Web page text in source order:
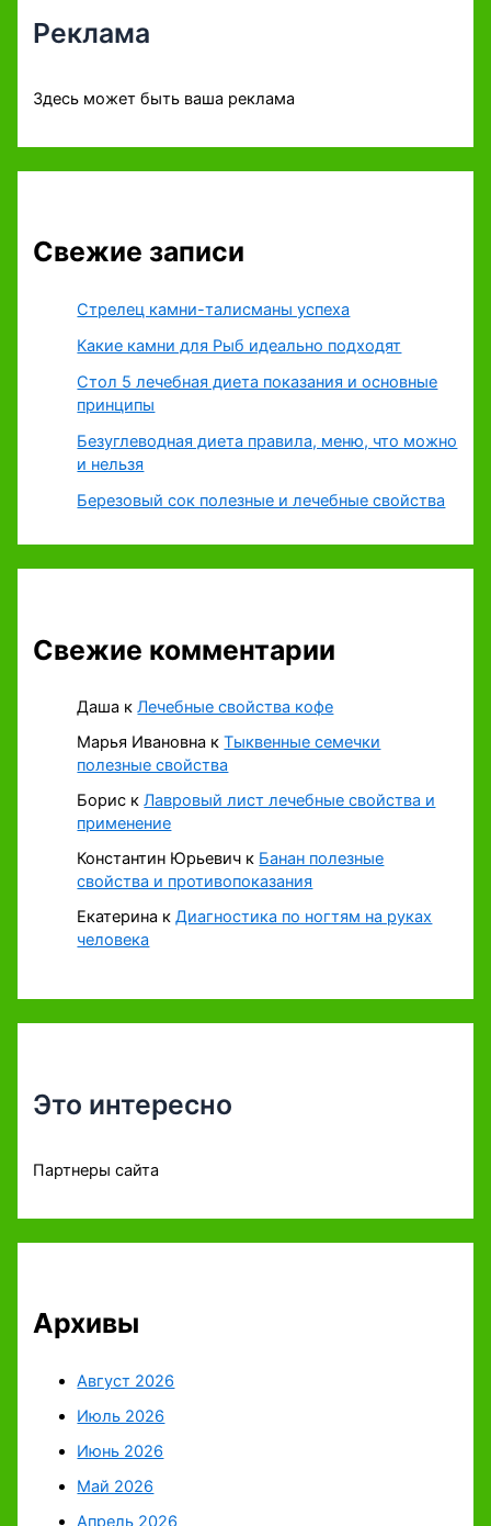
Реклама
Здесь может быть ваша реклама
Свежие записи
Стрелец камни-талисманы успеха
Какие камни для Рыб идеально подходят
Стол 5 лечебная диета показания и основные
принципы
Безуглеводная диета правила, меню, что можно
и нельзя
Березовый сок полезные и лечебные свойства
Свежие комментарии
Даша кЛечебные свойства кофе
Марья Ивановна кТыквенные семечки
полезные свойства
Борис кЛавровый лист лечебные свойства и
применение
Константин Юрьевич к Банан полезные
свойства и противопоказания
Екатерина кДиагностика по ногтям на руках
человека
Это интересно
Партнеры сайта
Архивы
Август 2026
Июль 2026
Июнь 2026
Май 2026
Апрель 2026